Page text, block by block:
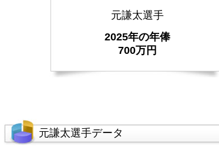
元謙太選手
2025年の年俸
700万円
元謙太選手データ